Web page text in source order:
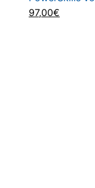
Ursprünglicher
97,00€